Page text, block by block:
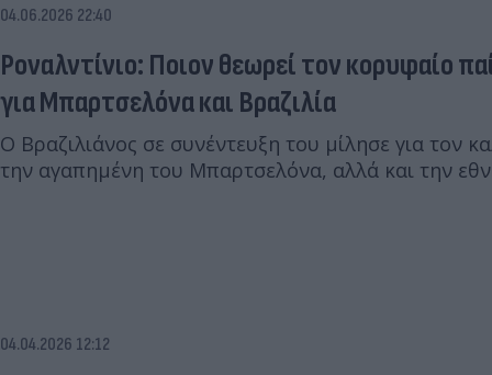
04.06.2026 22:40
Ροναλντίνιο: Ποιον θεωρεί τον κορυφαίο
για Μπαρτσελόνα και Βραζιλία
Ο Βραζιλιάνος σε συνέντευξη του μίλησε για τον
την αγαπημένη του Μπαρτσελόνα, αλλά και την
04.04.2026 12:12